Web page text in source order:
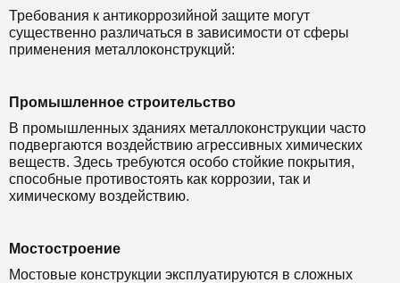
Требования к антикоррозийной защите могут
существенно различаться в зависимости от сферы
применения металлоконструкций:
Промышленное строительство
В промышленных зданиях металлоконструкции часто
подвергаются воздействию агрессивных химических
веществ. Здесь требуются особо стойкие покрытия,
способные противостоять как коррозии, так и
химическому воздействию.
Мостостроение
Мостовые конструкции эксплуатируются в сложных